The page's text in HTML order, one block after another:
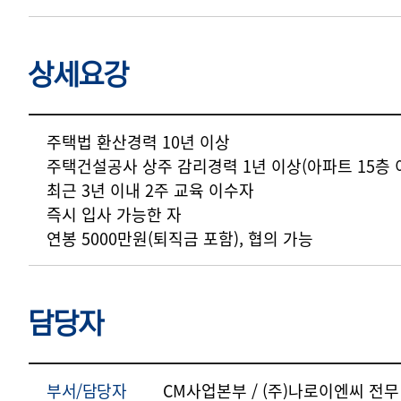
상세요강
상세요강
주택법 환산경력 10년 이상
주택건설공사 상주 감리경력 1년 이상(아파트 15층
최근 3년 이내 2주 교육 이수자
즉시 입사 가능한 자
연봉 5000만원(퇴직금 포함), 협의 가능
담당자
부서/담당자 CM사업본부 / (주)나로이엔씨 전무